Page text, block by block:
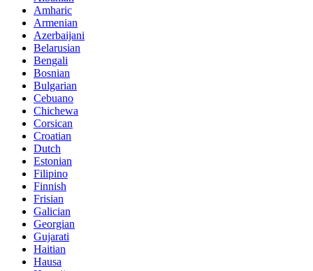
Amharic
Armenian
Azerbaijani
Belarusian
Bengali
Bosnian
Bulgarian
Cebuano
Chichewa
Corsican
Croatian
Dutch
Estonian
Filipino
Finnish
Frisian
Galician
Georgian
Gujarati
Haitian
Hausa